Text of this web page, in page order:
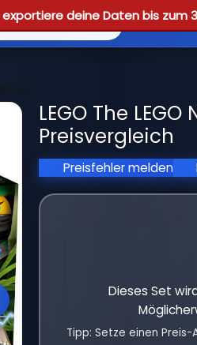
deine Daten bis zum
Jet
LEGO The
Preisvergleich
Preisfehler melden
Dieses Set
Tipp: Setze einen